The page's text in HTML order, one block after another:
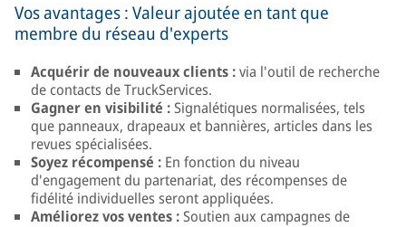
Vos avantages : Valeur ajoutée en tant que
membre du réseau d'experts
Acquérir de nouveaux clients :via l'outil de recherche
de contacts de TruckServices.
Gagner en visibilité :Signalétiques normalisées, tels
que panneaux, drapeaux et bannières, articles dans les
revues spécialisées.
Soyez récompensé : En fonction du niveau
d'engagement du partenariat, des récompenses de
fidélité individuelles seront appliquées.
Améliorez vos ventes :Soutien aux campagnes de